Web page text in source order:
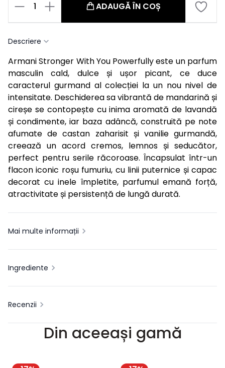
1 ADAUGĂ ÎN COȘ
Descriere
Armani Stronger With You Powerfully este un parfum
masculin cald, dulce și ușor picant, ce duce
caracterul gurmand al colecției la un nou nivel de
intensitate. Deschiderea sa vibrantă de mandarină și
cireșe se contopește cu inima aromată de lavandă
și condimente, iar baza adâncă, construită pe note
afumate de castan zaharisit și vanilie gurmandă,
creează un acord cremos, lemnos și seducător,
perfect pentru serile răcoroase. Încapsulat într-un
flacon iconic roșu fumuriu, cu linii puternice și capac
decorat cu inele împletite, parfumul emană forță,
atractivitate și persistență de lungă durată.
Mai multe informații
Ingrediente
Recenzii
Din aceeași gamă